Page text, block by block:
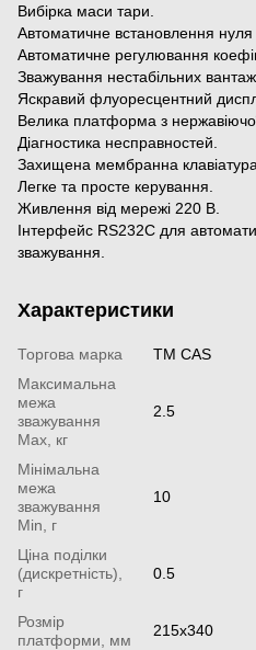
Вибірка маси тари.
Автоматичне встановлення нуля
Автоматичне регулювання
Зважування нестабільних
Яскравий флуоресцентний
Велика платформа з нержавіючої
Діагностика несправностей.
Захищена мембранна клавіатура.
Легке та просте керування.
Живлення від мережі 220 В.
Інтерфейс RS232C для
зважування.
Характеристики
Торгова марка
TM CAS
Максимальна
межа
зважування
Мах, кг
2.5
Мінімальна
межа
зважування
Min, г
10
Ціна поділки
(дискретність),
г
0.5
Розмір
платформи, мм
215х340